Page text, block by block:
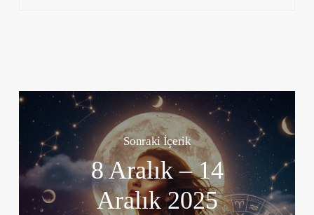
Sonraki İçerik
8 Aralık – 14
Aralık 2025